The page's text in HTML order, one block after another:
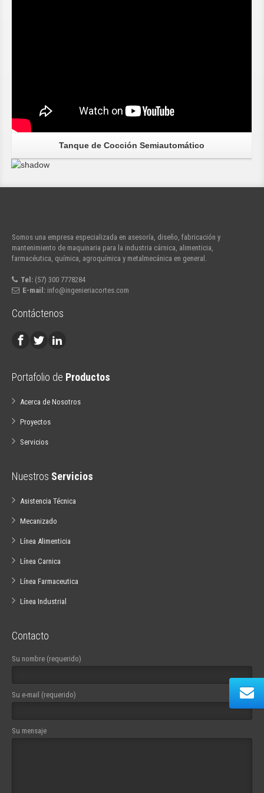
Tanque de Cocción Semiautomático
Somos una empresa especializada en asesoría, diseño, fabricación y
mantenimiento de maquinaria para la industria cárnica, alimenticia,
farmacéutica, química, agroquímica y metalmecánica en general.
Tel: (57) 300 7778284
E-mail: info@ingenieriacortes.com
Contáctenos
Portafolio de Productos
Acerca de Nosotros
Proyectos
Servicios
Nuestros Servicios
Asistencia Técnica
Mecanizado
Línea Alimenticia
Línea Carnica
Línea Farmaceutica
Línea Industrial
Contacto
Su nombre (requerido)
Su e-mail (requerido)
Su mensaje